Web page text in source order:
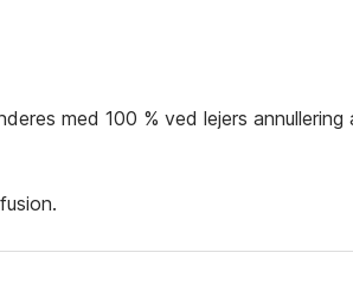
med 100 % ved lejers annullering